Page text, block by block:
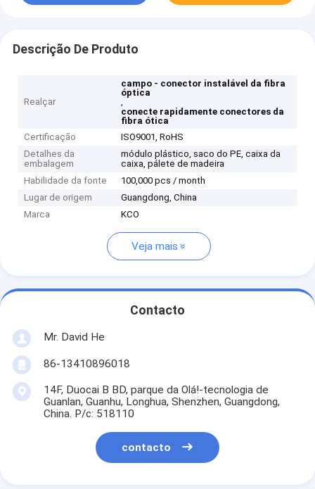
Descrição De Produto
Realçar
campo - conector instalável da fibra
óptica
,
conecte rapidamente conectores da
fibra ótica
Certificação
ISO9001, RoHS
Detalhes da
embalagem
módulo plástico, saco do PE, caixa da
caixa, pálete de madeira
Habilidade da fonte
100,000 pcs / month
Lugar de origem
Guangdong, China
Marca
KCO
Veja mais
Contacto
Mr. David He
86-13410896018
14F, Duocai B BD, parque da Olá!-tecnologia de
Guanlan, Guanhu, Longhua, Shenzhen, Guangdong,
China. P/c: 518110
contacto